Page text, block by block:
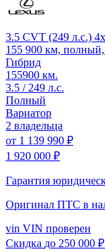
3.5 CVT (249 л.с.)
155 900 км,
Гибрид
155900 км.
3.5 / 249 л.с.
Полный
Вариатор
2 владельца
от 1 139 990 ₽
1 920 000 ₽
Гарантия
Оригинал ПТС в
vin VIN проверен
Скидка до 250 000 ₽